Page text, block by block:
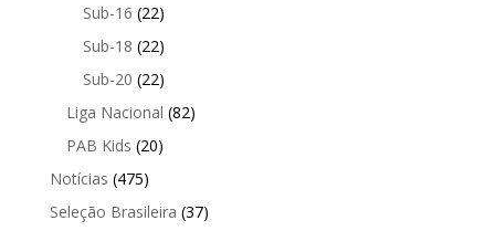
Sub-16 (22)
Sub-18 (22)
Sub-20 (22)
Liga Nacional (82)
PAB Kids (20)
Notícias (475)
Seleção Brasileira (37)